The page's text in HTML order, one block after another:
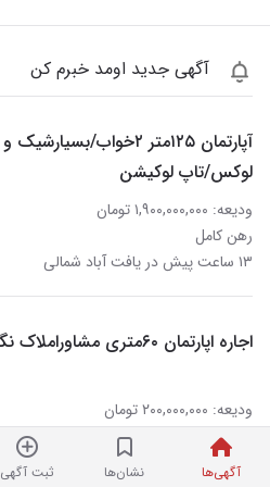
آگهی‌ها نشان‌ها ثبت آگهی
آگهی جدید اومد خبرم کن
آپارتمان ۱۲۵متر ۲خواب/بسیارشیک و
لوکس/تاپ لوکیشن
ودیعه: ۱,۹۰۰,۰۰۰,۰۰۰ تومان
رهن کامل
۱۳ ساعت پیش در یافت آباد شمالی
اجاره اپارتمان ۶۰متری مشاوراملاک نگین
ودیعه: ۲۰۰,۰۰۰,۰۰۰ تومان
اجاره: ۷,۰۰۰,۰۰۰ تومان
نردبان شده
در یافت آباد شمالی